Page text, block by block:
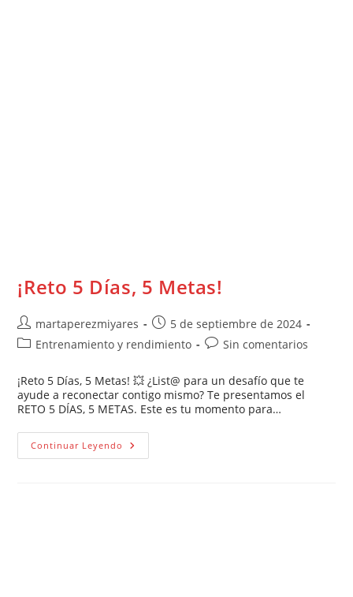
¡Reto 5 Días, 5 Metas!
martaperezmiyares
5 de septiembre de 2024
Entrenamiento y rendimiento
Sin comentarios
¡Reto 5 Días, 5 Metas! 💥 ¿List@ para un desafío que te
ayude a reconectar contigo mismo? Te presentamos el
RETO 5 DÍAS, 5 METAS. Este es tu momento para…
Continuar Leyendo